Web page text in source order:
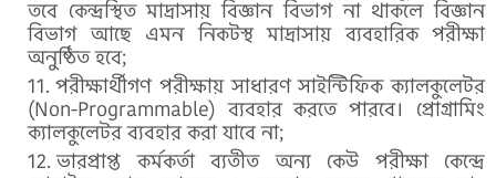
তবে কেন্দ্রস্থিত মাদ্রাসায় বিজ্ঞান বিভাগ না থাকলে বিজ্ঞান
বিভাগ আছে এমন নিকটস্থ মাদ্রাসায় ব্যবহারিক পরীক্ষা
অনুষ্ঠিত হবে;
পরীক্ষার্থীগণ পরীক্ষায় সাধারণ সাইন্টিফিক ক্যালকুলেটর
(Non-Programmable) ব্যবহার করতে পারবে। প্রোগ্রামিং
ক্যালকুলেটর ব্যবহার করা যাবে না;
ভারপ্রাপ্ত কর্মকর্তা ব্যতীত অন্য কেউ পরীক্ষা কেন্দ্রে